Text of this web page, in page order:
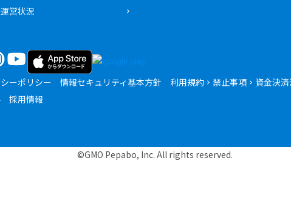
営状況
ーポリシー 情報セキュリティ基本方針 利用規約 禁止事項
資金決
採用情報
©GMO Pepabo, Inc. All rights reserved.